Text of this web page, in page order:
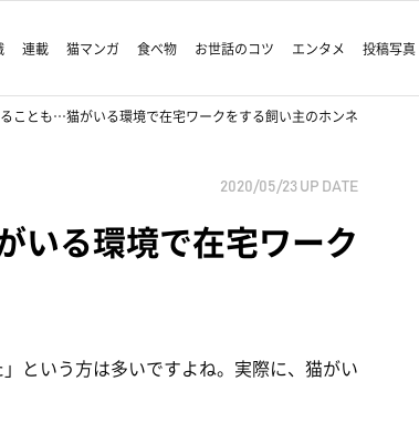
連載 猫マンガ 食べ物 お世話のコツ エンタメ 投稿写真
ことも…猫がいる環境で在宅ワークをする飼い主のホンネ
2020/05/23 UP DATE
いる環境で在宅ワーク
という方は多いですよね。実際に、猫がい